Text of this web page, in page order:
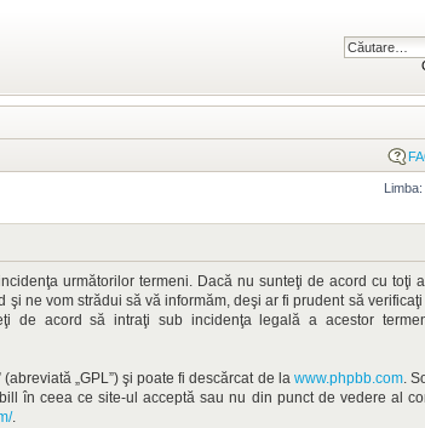
Limba:
următorilor termeni. Dacă nu sunteţi de acord cu toţi
ne vom strădui să vă informăm, deşi ar fi prudent să
de acord să intraţi sub incidenţa legală a acestor
(abreviată „GPL”) şi poate fi descărcat de la www.phpbb.com.
în ceea ce site-ul acceptă sau nu din punct de vedere al
.